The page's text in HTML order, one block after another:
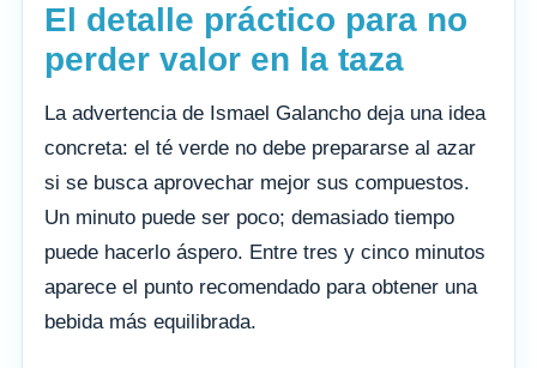
El detalle práctico para no
perder valor en la taza
La advertencia de Ismael Galancho deja una idea
concreta: el té verde no debe prepararse al azar
si se busca aprovechar mejor sus compuestos.
Un minuto puede ser poco; demasiado tiempo
puede hacerlo áspero. Entre tres y cinco minutos
aparece el punto recomendado para obtener una
bebida más equilibrada.